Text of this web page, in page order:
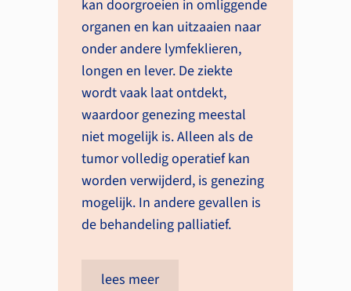
kan doorgroeien in omliggende
organen en kan uitzaaien naar
onder andere lymfeklieren,
longen en lever. De ziekte
wordt vaak laat ontdekt,
waardoor genezing meestal
niet mogelijk is. Alleen als de
tumor volledig operatief kan
worden verwijderd, is genezing
mogelijk. In andere gevallen is
de behandeling palliatief.
lees meer